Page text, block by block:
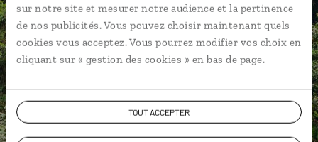
sur notre site et mesurer notre audience et la pertinence
de nos publicités. Vous pouvez choisir maintenant quels
cookies vous acceptez. Vous pourrez modifier vos choix en
cliquant sur « gestion des cookies » en bas de page.
TOUT ACCEPTER
Une envie de voyage
particulière ?
Cartago Côte pacifique sud